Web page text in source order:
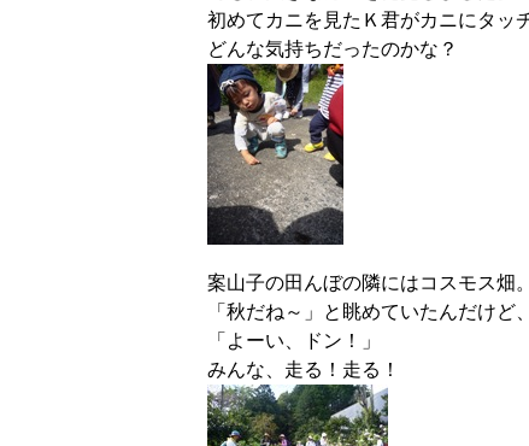
初めてカニを見たＫ君がカニにタッ
どんな気持ちだったのかな？
案山子の田んぼの隣にはコスモス畑。
「秋だね～」と眺めていたんだけど、
「よーい、ドン！」
みんな、走る！走る！